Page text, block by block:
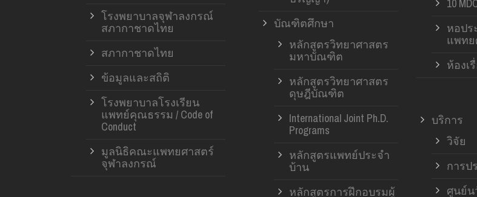
โรงพยาบาลจุฬาลงกรณ์
สภากาชาดไทย
สภากาชาดไทย
ข้อมูลและสถิติ
โรงพยาบาลโรงเรียน
แพทย์คุณธรรม / Code of
Conduct
มูลนิธิคณะแพทยศาสตร์
จุฬาลงกรณ์
บัณฑิตศึกษา
หลักสูตรวิทยาศาสตร
มหาบัณฑิต
หลักสูตรวิทยาศาสตร
ดุษฎีบัณฑิต
International Joint Ph.D.
Programs
หลักสูตรแพทย์ประจำ
บ้าน
หลักสูตรการฝึกอบรมผู้
10
หอป
แพทย
ห้องเ
บริการ
วิจัย
การป
ศูนย์น